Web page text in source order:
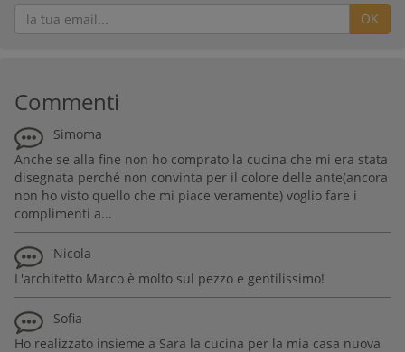
OK
Commenti
Simoma
Anche se alla fine non ho comprato la cucina che mi era stata
disegnata perché non convinta per il colore delle ante(ancora
non ho visto quello che mi piace veramente) voglio fare i
complimenti a...
Nicola
L'architetto Marco è molto sul pezzo e gentilissimo!
Sofia
Ho realizzato insieme a Sara la cucina per la mia casa nuova